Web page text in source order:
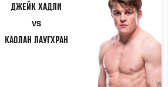
ДЖЕЙК ХАДЛИ
VS
КАОЛАН ЛАУГХРАН